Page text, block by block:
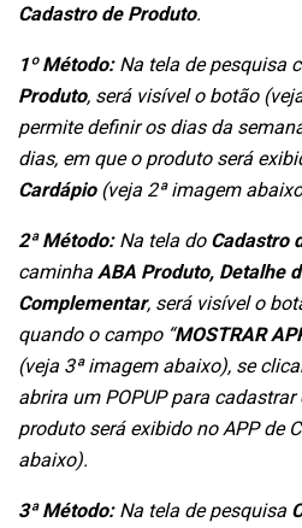
Cadastro de Produto.
1º Método:Na tela de pesquisa
Produto, será visível o botão
permite definir os dias da
dias, em que o produto será
Cardápio(veja 2ª imagem
2ª Método:Na tela do Cadastro
caminha ABA Produto, Detalhe
Complementar, será visível o
quando o campo “MOSTRAR
(veja 3ª imagem abaixo), se
abrira um POPUP para
produto será exibido no APP de
abaixo).
3ª Método:Na tela de pesquisa